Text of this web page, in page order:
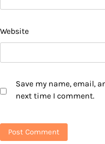
Website
Save my name, email,
next time I comment.